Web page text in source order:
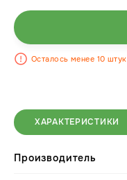
ХАРАКТЕРИСТИКИ
Производитель
Осталось менее 10 штук